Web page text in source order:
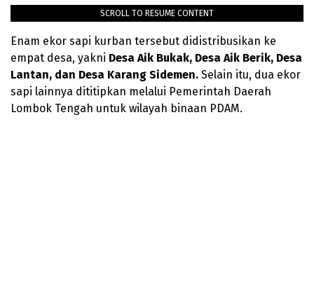
SCROLL TO RESUME CONTENT
Enam ekor sapi kurban tersebut didistribusikan ke
empat desa, yakni Desa Aik Bukak, Desa Aik Berik, Desa
Lantan, dan Desa Karang Sidemen. Selain itu, dua ekor
sapi lainnya dititipkan melalui Pemerintah Daerah
Lombok Tengah untuk wilayah binaan PDAM.